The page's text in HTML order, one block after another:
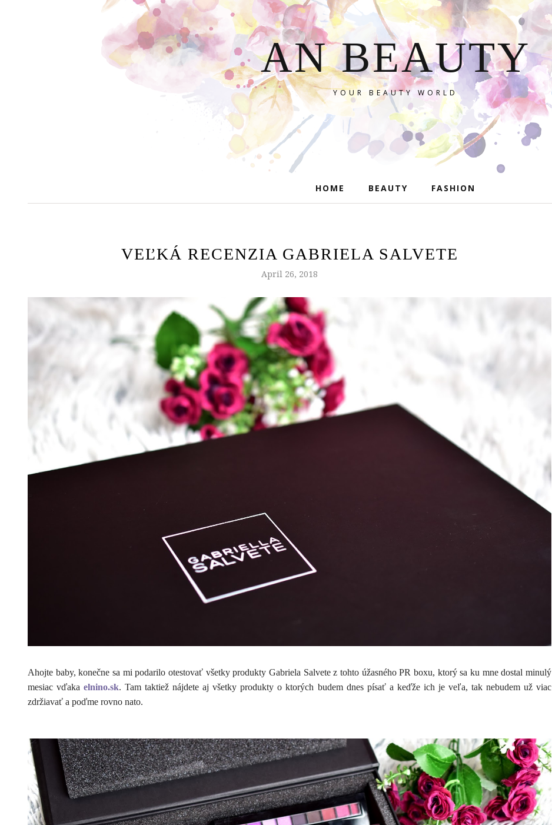
AN BEAUTY
YOUR BEAUTY WORLD
HOME BEAUTY FASHION
VEĽKÁ RECENZIA GABRIELA SALVETE
April 26, 2018
Ahojte baby, konečne sa mi podarilo otestovať všetky produkty Gabriela Salvete z tohto úžasného PR boxu, ktorý sa ku mne dostal minulý
mesiac vďakaelnino.sk. Tam taktiež nájdete aj všetky produkty o ktorých budem dnes písať a keďže ich je veľa, tak nebudem už viac
zdržiavať a poďme rovno nato.